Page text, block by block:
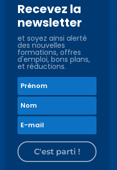
Recevez la
newsletter
et soyez ainsi alerté
des nouvelles
formations, offres
d'emploi, bons plans,
et réductions.
C'est parti !